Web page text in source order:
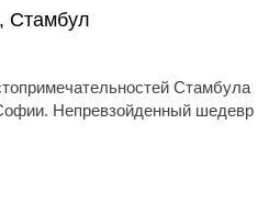
Стамбул
Стамбула
Непревзойденный шедевр